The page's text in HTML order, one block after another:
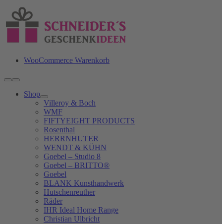
Inhalt
springen
WooCommerce Warenkorb
Toggle
Navigation
Shop
Villeroy & Boch
WMF
FIFTYEIGHT PRODUCTS
Rosenthal
HERRNHUTER
WENDT & KÜHN
Goebel – Studio 8
Goebel – BRITTO®
Goebel
BLANK Kunsthandwerk
Hutschenreuther
Räder
IHR Ideal Home Range
Christian Ulbricht